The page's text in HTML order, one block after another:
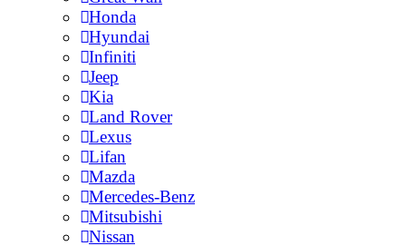
Honda
Hyundai
Infiniti
Jeep
Kia
Land Rover
Lexus
Lifan
Mazda
Mercedes-Benz
Mitsubishi
Nissan